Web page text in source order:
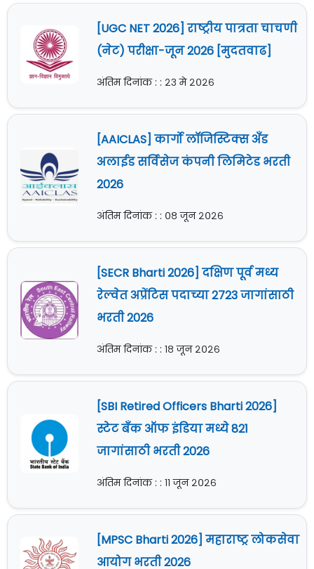
[UGC NET 2026] राष्ट्रीय पात्रता चाचणी
(नेट) परीक्षा-जून 2026 [मुदतवाढ]
अंतिम दिनांक : : २३ मे २०२६
[AAICLAS] कार्गो लॉजिस्टिक्स अँड
अलाईड सर्विसेज कंपनी लिमिटेड भरती
2026
अंतिम दिनांक : : ०८ जून २०२६
[SECR Bharti 2026] दक्षिण पूर्व मध्य
रेल्वेत अप्रेंटिस पदाच्या 2723 जागांसाठी
भरती 2026
अंतिम दिनांक : : १८ जून २०२६
[SBI Retired Officers Bharti 2026]
स्टेट बँक ऑफ इंडिया मध्ये 821
जागांसाठी भरती 2026
अंतिम दिनांक : : ११ जून २०२६
[MPSC Bharti 2026] महाराष्ट्र लोकसेवा
आयोग भरती 2026